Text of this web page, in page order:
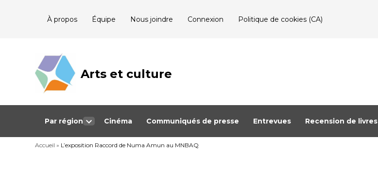
À propos Équipe Nous joindre Connexion Politique de cookies (CA)
Arts et culture
Journalisme
Québec
Par région
dropdown
menu
Cinéma Communiqués de presse Entrevues Recension de livres
Accueil » L’exposition Raccord de Numa Amun au MNBAQ